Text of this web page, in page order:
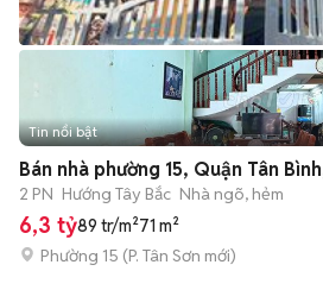
Tin nổi bật
Bán nhà phường 15, Quận Tân
2 PN Hướng Tây Bắc Nhà ngõ, hẻm
6,3 tỷ89 tr/m²71 m²
Phường 15 (P. Tân Sơn mới)